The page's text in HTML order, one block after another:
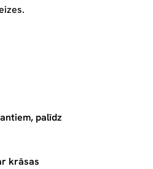
palīdz
krāsas